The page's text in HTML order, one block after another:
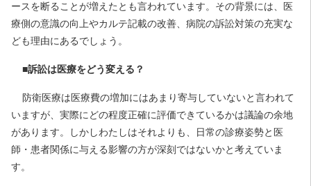
ースを断ることが増えたとも言われています。その背景には、医
療側の意識の向上やカルテ記載の改善、病院の訴訟対策の充実な
ども理由にあるでしょう。
■訴訟は医療をどう変える？
防衛医療は医療費の増加にはあまり寄与していないと言われて
いますが、実際にどの程度正確に評価できているかは議論の余地
があります。しかしわたしはそれよりも、日常の診療姿勢と医
師・患者関係に与える影響の方が深刻ではないかと考えていま
す。